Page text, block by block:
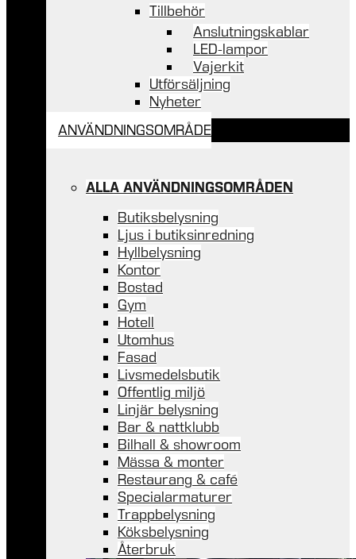
Tillbehör
Anslutningskablar
LED-lampor
Vajerkit
Utförsäljning
Nyheter
ANVÄNDNINGSOMRÅDE
ALLA ANVÄNDNINGSOMRÅDEN
Butiksbelysning
Ljus i butiksinredning
Hyllbelysning
Kontor
Bostad
Gym
Hotell
Utomhus
Fasad
Livsmedelsbutik
Offentlig miljö
Linjär belysning
Bar & nattklubb
Bilhall & showroom
Mässa & monter
Restaurang & café
Specialarmaturer
Trappbelysning
Köksbelysning
Återbruk